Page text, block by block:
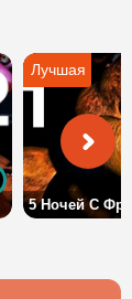
5 Ночей С